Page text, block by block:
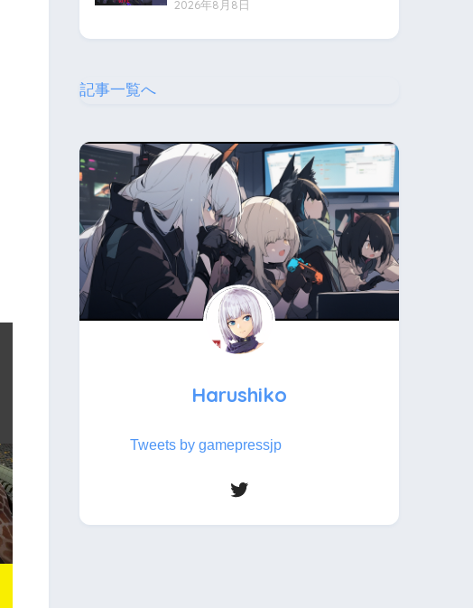
2026年8月8日
記事一覧へ
Harushiko
Tweets by gamepressjp